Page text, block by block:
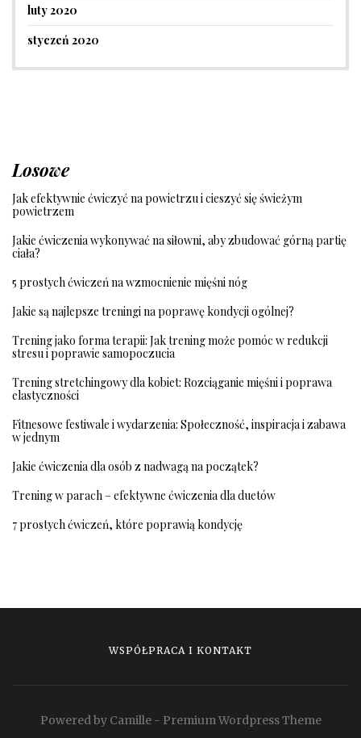
luty 2020
styczeń 2020
Losowe
Jak efektywnie ćwiczyć na powietrzu i cieszyć się świeżym
powietrzem
Jakie ćwiczenia wykonywać na siłowni, aby zbudować górną partię
ciała?
5 prostych ćwiczeń na wzmocnienie mięśni nóg
Jakie są najlepsze treningi na poprawę kondycji ogólnej?
Trening jako forma terapii: Jak trening może pomóc w redukcji
stresu i poprawie samopoczucia
Trening stretchingowy dla kobiet: Rozciąganie mięśni i poprawa
elastyczności
Fitnesowe festiwale i wydarzenia: Społeczność, inspiracja i zabawa
w jednym
Jakie ćwiczenia dla osób z nadwagą na początek?
Trening w parach – efektywne ćwiczenia dla duetów
7 prostych ćwiczeń, które poprawią kondycję
WSPÓŁPRACA I KONTAKT
Powered by Camille - Premium Wordpress Theme